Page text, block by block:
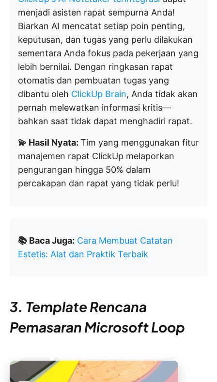
menjadi asisten rapat sempurna Anda!
Biarkan AI mencatat setiap poin penting,
keputusan, dan tugas yang perlu dilakukan
sementara Anda fokus pada pekerjaan yang
lebih bernilai. Dengan ringkasan rapat
otomatis dan pembuatan tugas yang
dibantu oleh ClickUp Brain, Anda tidak akan
pernah melewatkan informasi kritis—
bahkan saat tidak dapat menghadiri rapat.
💫 Hasil Nyata: Tim yang menggunakan fitur
manajemen rapat ClickUp melaporkan
pengurangan hingga 50% dalam
percakapan dan rapat yang tidak perlu!
📚 Baca Juga: Cara Membuat Catatan
Estetis: Alat dan Praktik Terbaik
3. Template Rencana
Pemasaran Microsoft Loop